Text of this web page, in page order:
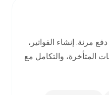
مرنة. إنشاء الفواتير،
المتأخرة، والتكامل مع